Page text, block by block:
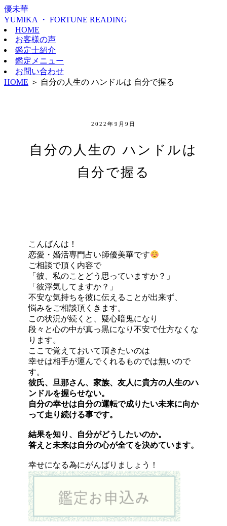
優未華
YUMIKA ・ FORTUNE READING
HOME
お客様の声
鑑定士紹介
鑑定メニュー
お問い合わせ
HOME ＞ 自分の人生の ハンドルは 自分で握る
2022年9月9日
自分の人生の ハンドルは
自分で握る
こんばんは！
恋愛・婚活専門占い師優美華です
ご相談で頂く内容で
「彼、私のことどう思っていますか？」
「彼浮気してますか？」
不安な気持ちを彼に伝えることが出来ず、
悩みをご相談頂くきます。
この状況が続くと、疑心暗鬼になり
段々と心の中が真っ黒になり不安で仕方なくな
ります。
ここで覚えておいて頂きたいのは
幸せは相手が運んでくれるものでは無いので
す。
彼氏、旦那さん、家族、友人に貴方の人生のハ
ンドルを握らせない。
自分の幸せは自分の運転で成りたい未来に向か
って走り続ける事です。
結果を知り、自分がどうしたいのか。
答えと未来は自分の心が全てを決めています。
幸せになる為にがんばりましょう！